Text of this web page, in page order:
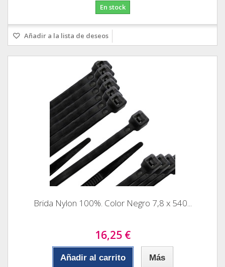
En stock
Añadir a la lista de deseos
Brida Nylon 100%. Color Negro 7,8 x 540...
16,25 €
Añadir al carrito Más